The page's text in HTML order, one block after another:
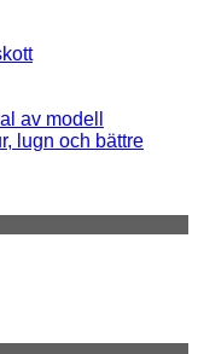
av modell
lugn och bättre